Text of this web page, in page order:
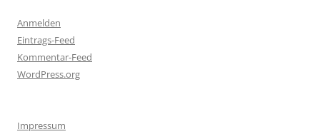
Anmelden
Eintrags-Feed
Kommentar-Feed
WordPress.org
Impressum